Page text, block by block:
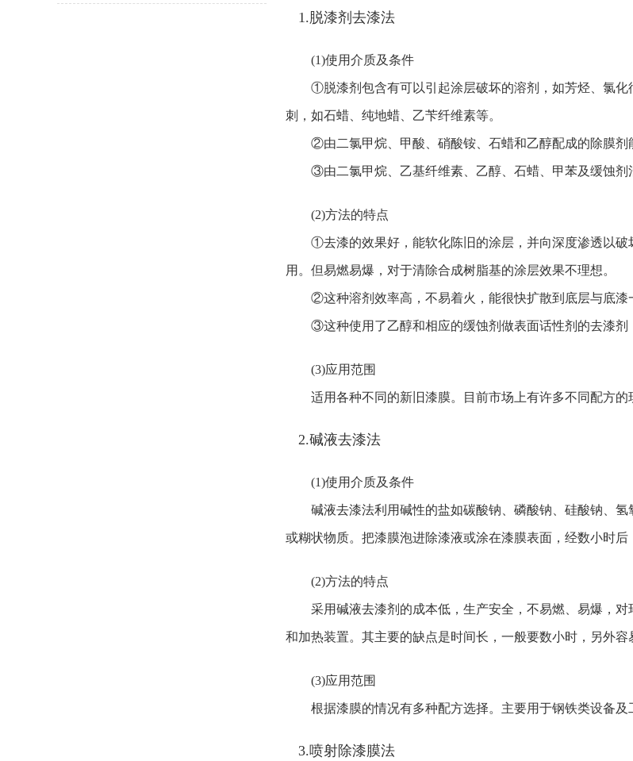
1.脱漆剂去漆法
(1)使用介质及条件
①脱漆剂包含有可以引起涂层破坏的溶剂，如芳烃、氯化
刺，如石蜡、纯地蜡、乙苄纤维素等。
②由二氯甲烷、甲酸、硝酸铵、石蜡和乙醇配成的除膜剂
③由二氯甲烷、乙基纤维素、乙醇、石蜡、甲苯及缓蚀剂
(2)方法的特点
①去漆的效果好，能软化陈旧的涂层，并向深度渗透以破
用。但易燃易爆，对于清除合成树脂基的涂层效果不理想。
②这种溶剂效率高，不易着火，能很快扩散到底层与底漆
③这种使用了乙醇和相应的缓蚀剂做表面话性剂的去漆剂
(3)应用范围
适用各种不同的新旧漆膜。目前市场上有许多不同配方的
2.碱液去漆法
(1)使用介质及条件
碱液去漆法利用碱性的盐如碳酸钠、磷酸钠、硅酸钠、氢
或糊状物质。把漆膜泡进除漆液或涂在漆膜表面，经数小时后
(2)方法的特点
采用碱液去漆剂的成本低，生产安全，不易燃、易爆，对
和加热装置。其主要的缺点是时间长，一般要数小时，另外容
(3)应用范围
根据漆膜的情况有多种配方选择。主要用于钢铁类设备及
3.喷射除漆膜法